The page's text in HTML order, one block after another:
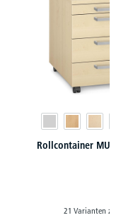
Rollcontainer
21 Varianten zur